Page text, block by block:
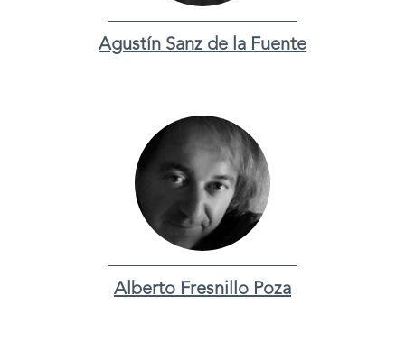
Agustín Sanz de la Fuente
Alberto Fresnillo Poza